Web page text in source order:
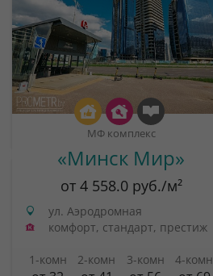
МФ комплекс
«Минск Мир»
от 4 558.0 руб./м²
ул. Аэродромная
комфорт, стандарт, престиж
1-комн 2-комн 3-комн 4-комн